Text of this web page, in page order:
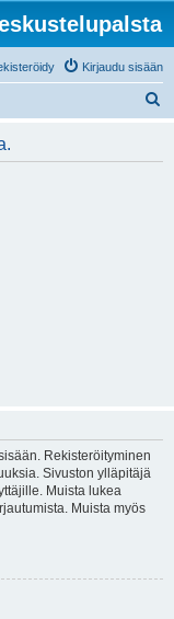
Kirjaudu sisään
Rekisteröityminen
Sivuston ylläpitäjä
Muista lukea
Muista myös